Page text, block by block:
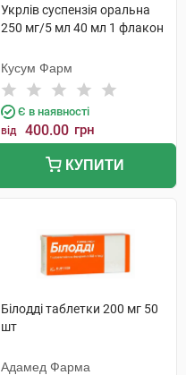
Укрлів суспензія оральна
250 мг/5 мл 40 мл 1 флакон
Кусум Фарм
Є в наявності
від 400.00 грн
КУПИТИ
Білодді таблетки 200 мг 50
шт
Адамед Фарма